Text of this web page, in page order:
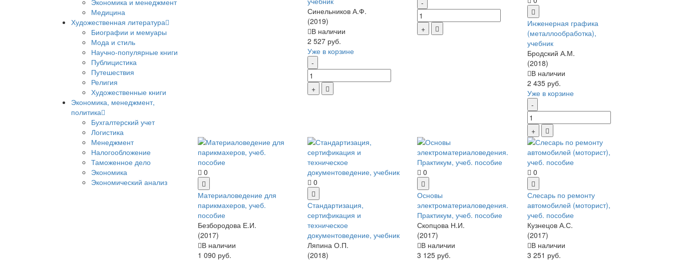
Экономика и менеджмент
Медицина
Художественная литература
Биографии и мемуары
Мода и стиль
Научно-популярные книги
Публицистика
Путешествия
Религия
Художественные книги
Экономика, менеджмент,
политика
Бухгалтерский учет
Логистика
Менеджмент
Налогообложение
Таможенное дело
Экономика
Экономический анализ
Синельников А.Ф.
(2019)
В наличии
2 527 руб.
Уже в корзине
Инженерная графика
(металлообработка),
учебник
Бродский А.М.
(2018)
В наличии
2 435 руб.
Уже в корзине
0
Материаловедение для
парикмахеров, учеб.
пособие
Безбородова Е.И.
(2017)
В наличии
1 090 руб.
0
Стандартизация,
сертификация и
техническое
документоведение, учебник
Ляпина О.П.
(2018)
0
Основы
электроматериаловедения.
Практикум, учеб. пособие
Скопцова Н.И.
(2017)
В наличии
3 125 руб.
0
Слесарь по ремонту
автомобилей (моторист),
учеб. пособие
Кузнецов А.С.
(2017)
В наличии
3 251 руб.